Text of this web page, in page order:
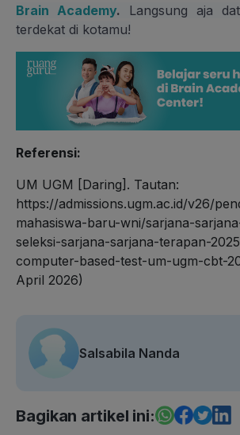
Brain Academy. Langsung aja
terdekat di kotamu!
Referensi:
UM UGM [Daring]. Tautan:
https://admissions.ugm.ac.id/v26/
mahasiswa-baru-wni/sarjana-
seleksi-sarjana-sarjana-terapan-
computer-based-test-um-ugm-cbt-
April 2026)
Salsabila Nanda
Bagikan artikel ini: